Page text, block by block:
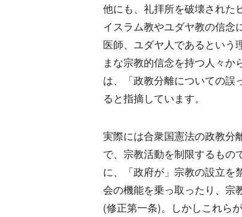
他にも、礼拝所を破壊された
イスラム教やユダヤ教の信念
医師、ユダヤ人であるという
まな宗教的信念を持つ人々か
は、「政教分離についての誤
ると指摘しています。
実際には合衆国憲法の政教分
で、宗教活動を制限するもの
に、「政府が」宗教の設立を
会の機能を乗っ取ったり、宗
(修正第一条)。しかしこれら